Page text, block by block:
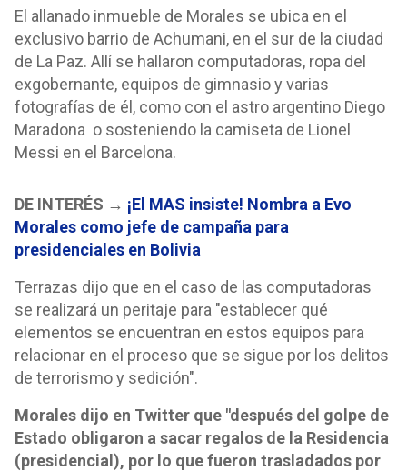
El allanado inmueble de Morales se ubica en el
exclusivo barrio de Achumani, en el sur de la ciudad
de La Paz. Allí se hallaron computadoras, ropa del
exgobernante, equipos de gimnasio y varias
fotografías de él, como con el astro argentino Diego
Maradona o sosteniendo la camiseta de Lionel
Messi en el Barcelona.
DE INTERÉS → ¡El MAS insiste! Nombra a Evo
Morales como jefe de campaña para
presidenciales en Bolivia
Terrazas dijo que en el caso de las computadoras
se realizará un peritaje para "establecer qué
elementos se encuentran en estos equipos para
relacionar en el proceso que se sigue por los delitos
de terrorismo y sedición".
Morales dijo en Twitter que "después del golpe de
Estado obligaron a sacar regalos de la Residencia
(presidencial), por lo que fueron trasladados por